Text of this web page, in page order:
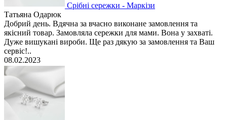
Срібні сережки - Маркізи
Татьяна Одарюк
Добрий день. Вдячна за вчасно виконане замовлення та
якісний товар. Замовляла сережки для мами. Вона у захваті.
Дуже вишукані вироби. Ще раз дякую за замовлення та Ваш
сервіс!..
08.02.2023